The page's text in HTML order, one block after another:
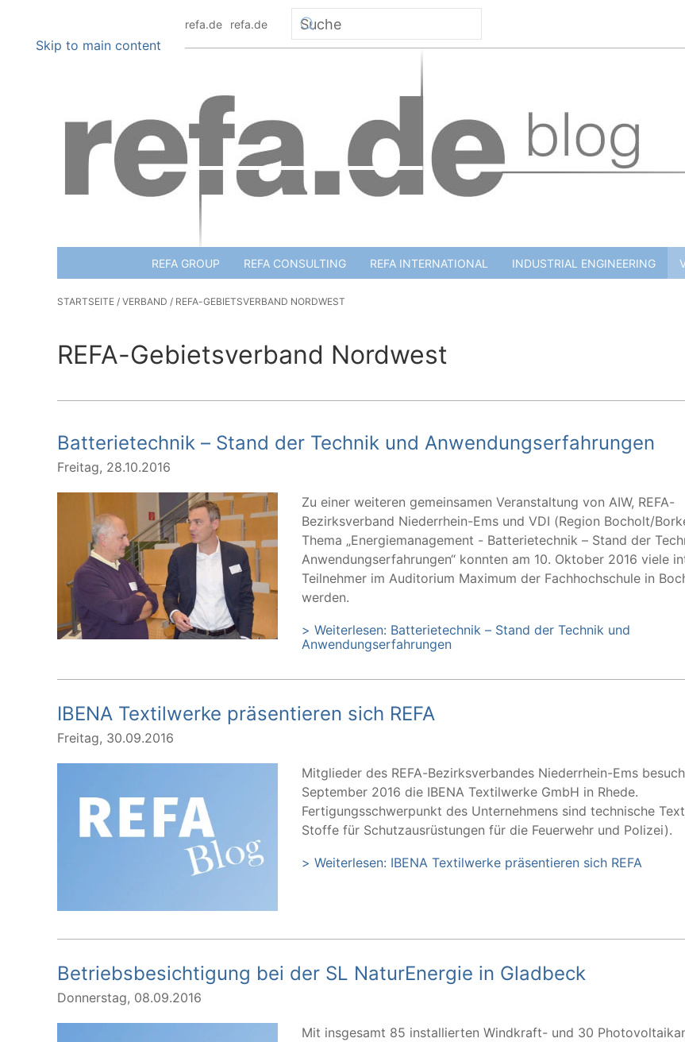
Skip to main content
info@refa.de refa.de
REFA GROUP REFA CONSULTING REFA INTERNATIONAL INDUSTRIAL ENGINEERING
STARTSEITE VERBAND REFA-GEBIETSVERBAND NORDWEST
REFA-Gebietsverband Nordwest
Batterietechnik – Stand der Technik und Anwendungserfahrungen
Freitag, 28.10.2016
Zu einer weiteren gemeinsamen Veranstaltung von AIW, REFA-
Bezirksverband Niederrhein-Ems und VDI (Region Bocholt/
Thema „Energiemanagement - Batterietechnik – Stand der
Anwendungserfahrungen“ konnten am 10. Oktober 2016 viele
Teilnehmer im Auditorium Maximum der Fachhochschule in
werden.
> Weiterlesen: Batterietechnik – Stand der Technik und
Anwendungserfahrungen
IBENA Textilwerke präsentieren sich REFA
Freitag, 30.09.2016
Mitglieder des REFA-Bezirksverbandes Niederrhein-Ems
September 2016 die IBENA Textilwerke GmbH in Rhede.
Fertigungsschwerpunkt des Unternehmens sind technische
Stoffe für Schutzausrüstungen für die Feuerwehr und Polizei).
> Weiterlesen: IBENA Textilwerke präsentieren sich REFA
Betriebsbesichtigung bei der SL NaturEnergie in Gladbeck
Donnerstag, 08.09.2016
Mit insgesamt 85 installierten Windkraft- und 30